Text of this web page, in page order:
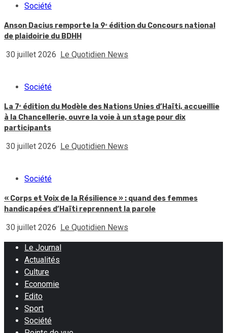
Société
Anson Dacius remporte la 9ᵉ édition du Concours national
de plaidoirie du BDHH
30 juillet 2026 Le Quotidien News
Société
La 7ᵉ édition du Modèle des Nations Unies d’Haïti, accueillie
à la Chancellerie, ouvre la voie à un stage pour dix
participants
30 juillet 2026 Le Quotidien News
Société
« Corps et Voix de la Résilience » : quand des femmes
handicapées d’Haïti reprennent la parole
30 juillet 2026 Le Quotidien News
Le Journal
Actualités
Culture
Economie
Edito
Sport
Société